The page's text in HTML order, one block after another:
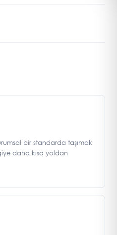
bir standarda taşımak
daha kısa yoldan